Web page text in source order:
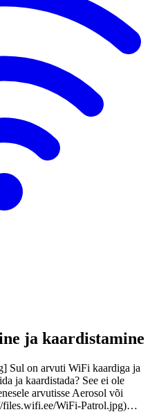
ja kaardistamine
Sul on arvuti WiFi kaardiga ja
ja kaardistada? See ei ole
arvutisse Aerosol või
WiFi-Patrol.jpg)…